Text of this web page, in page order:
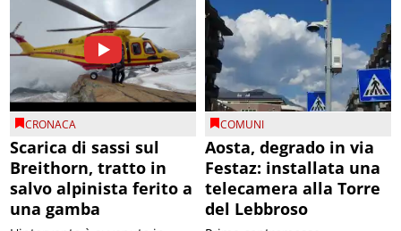
CRONACA
Scarica di sassi sul
Breithorn, tratto in
salvo alpinista ferito a
una gamba
COMUNI
Aosta, degrado in via
Festaz: installata una
telecamera alla Torre
del Lebbroso